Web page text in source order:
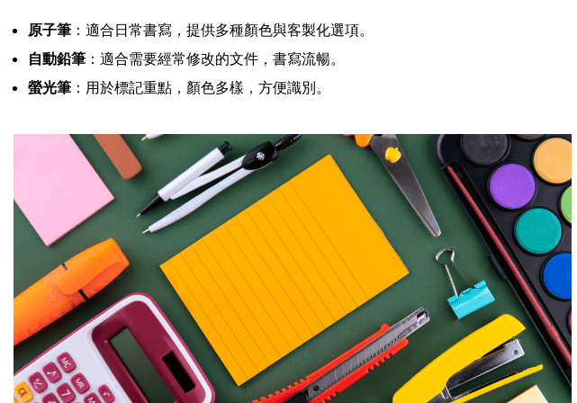
原子筆 ：適合日常書寫，提供多種顏色與客製化選項。
自動鉛筆 ：適合需要經常修改的文件，書寫流暢。
螢光筆 ：用於標記重點，顏色多樣，方便識別。